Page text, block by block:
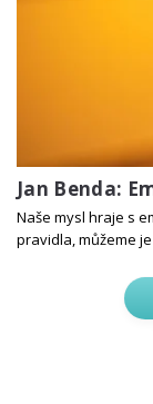
Jan Benda:
Naše mysl hraje s
pravidla, můžeme